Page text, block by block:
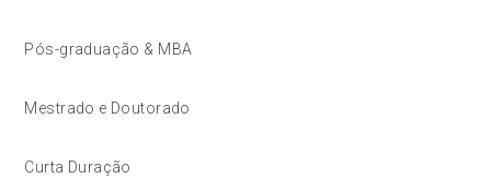
Pós-graduação & MBA
Mestrado e Doutorado
Curta Duração